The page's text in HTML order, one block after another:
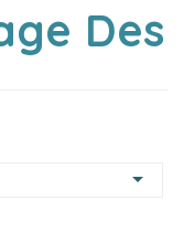
Des
